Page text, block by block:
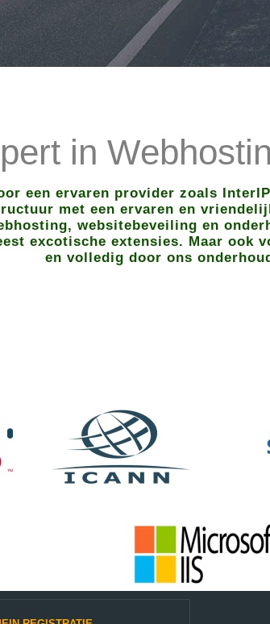
in
een ervaren provider zoals
met een ervaren en
websitebeveiling en
excotische extensies. Maar ook
en volledig door ons